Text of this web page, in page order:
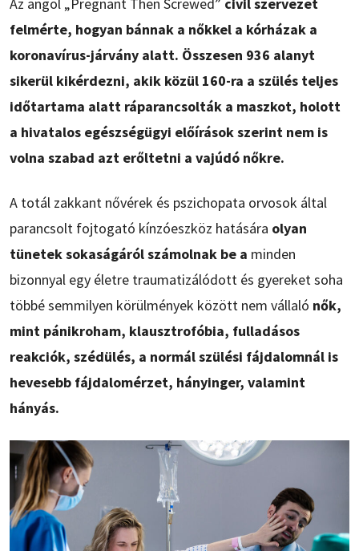
Az angol „Pregnant Then Screwed” civil szervezet
felmérte, hogyan bánnak a nőkkel a kórházak a
koronavírus-járvány alatt. Összesen 936 alanyt
sikerül kikérdezni, akik közül 160-ra a szülés teljes
időtartama alatt ráparancsolták a maszkot, holott
a hivatalos egészségügyi előírások szerint nem is
volna szabad azt erőltetni a vajúdó nőkre.
A totál zakkant nővérek és pszichopata orvosok által
parancsolt fojtogató kínzóeszköz hatására olyan
tünetek sokaságáról számolnak be a minden
bizonnyal egy életre traumatizálódott és gyereket soha
többé semmilyen körülmények között nem vállaló nők,
mint pánikroham, klausztrofóbia, fulladásos
reakciók, szédülés, a normál szülési fájdalomnál is
hevesebb fájdalomérzet, hányinger, valamint
hányás.